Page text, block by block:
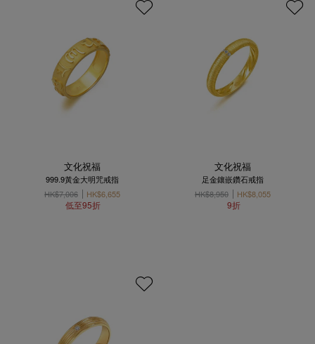
文化祝福
999.9黃金大明咒戒指
HK$7,006
HK$6,655
低至95折
文化祝福
足金鑲嵌鑽石戒指
HK$8,950
HK$8,055
9折